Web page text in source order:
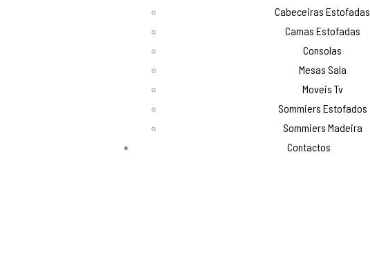
Cabeceiras Estofadas
Camas Estofadas
Consolas
Mesas Sala
Moveis Tv
Sommiers Estofados
Sommiers Madeira
Contactos